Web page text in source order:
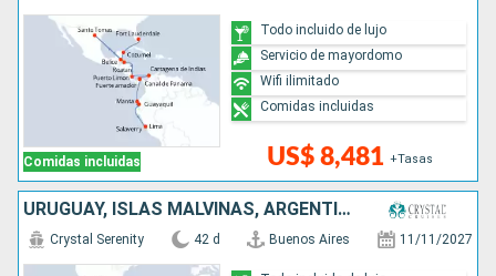
Comidas incluidas US$ 8,481 +Tasas
Todo incluido de lujo
Servicio de mayordomo
Wifi ilimitado
Comidas incluidas
URUGUAY, ISLAS MALVINAS, ARGENTINA, CHILE, PERÚ, ECUADOR, PANAMÁ, COSTA RICA, HONDURAS, BELICE, MÉXICO, ESTADOS UNIDOS
Crystal Serenity 42 d Buenos Aires 11/11/2027